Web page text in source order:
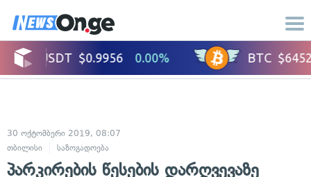
30 ოქტომბერი 2019, 08:07
თბილისი
საზოგადოება
პარკირების წესების დარღვევაზე